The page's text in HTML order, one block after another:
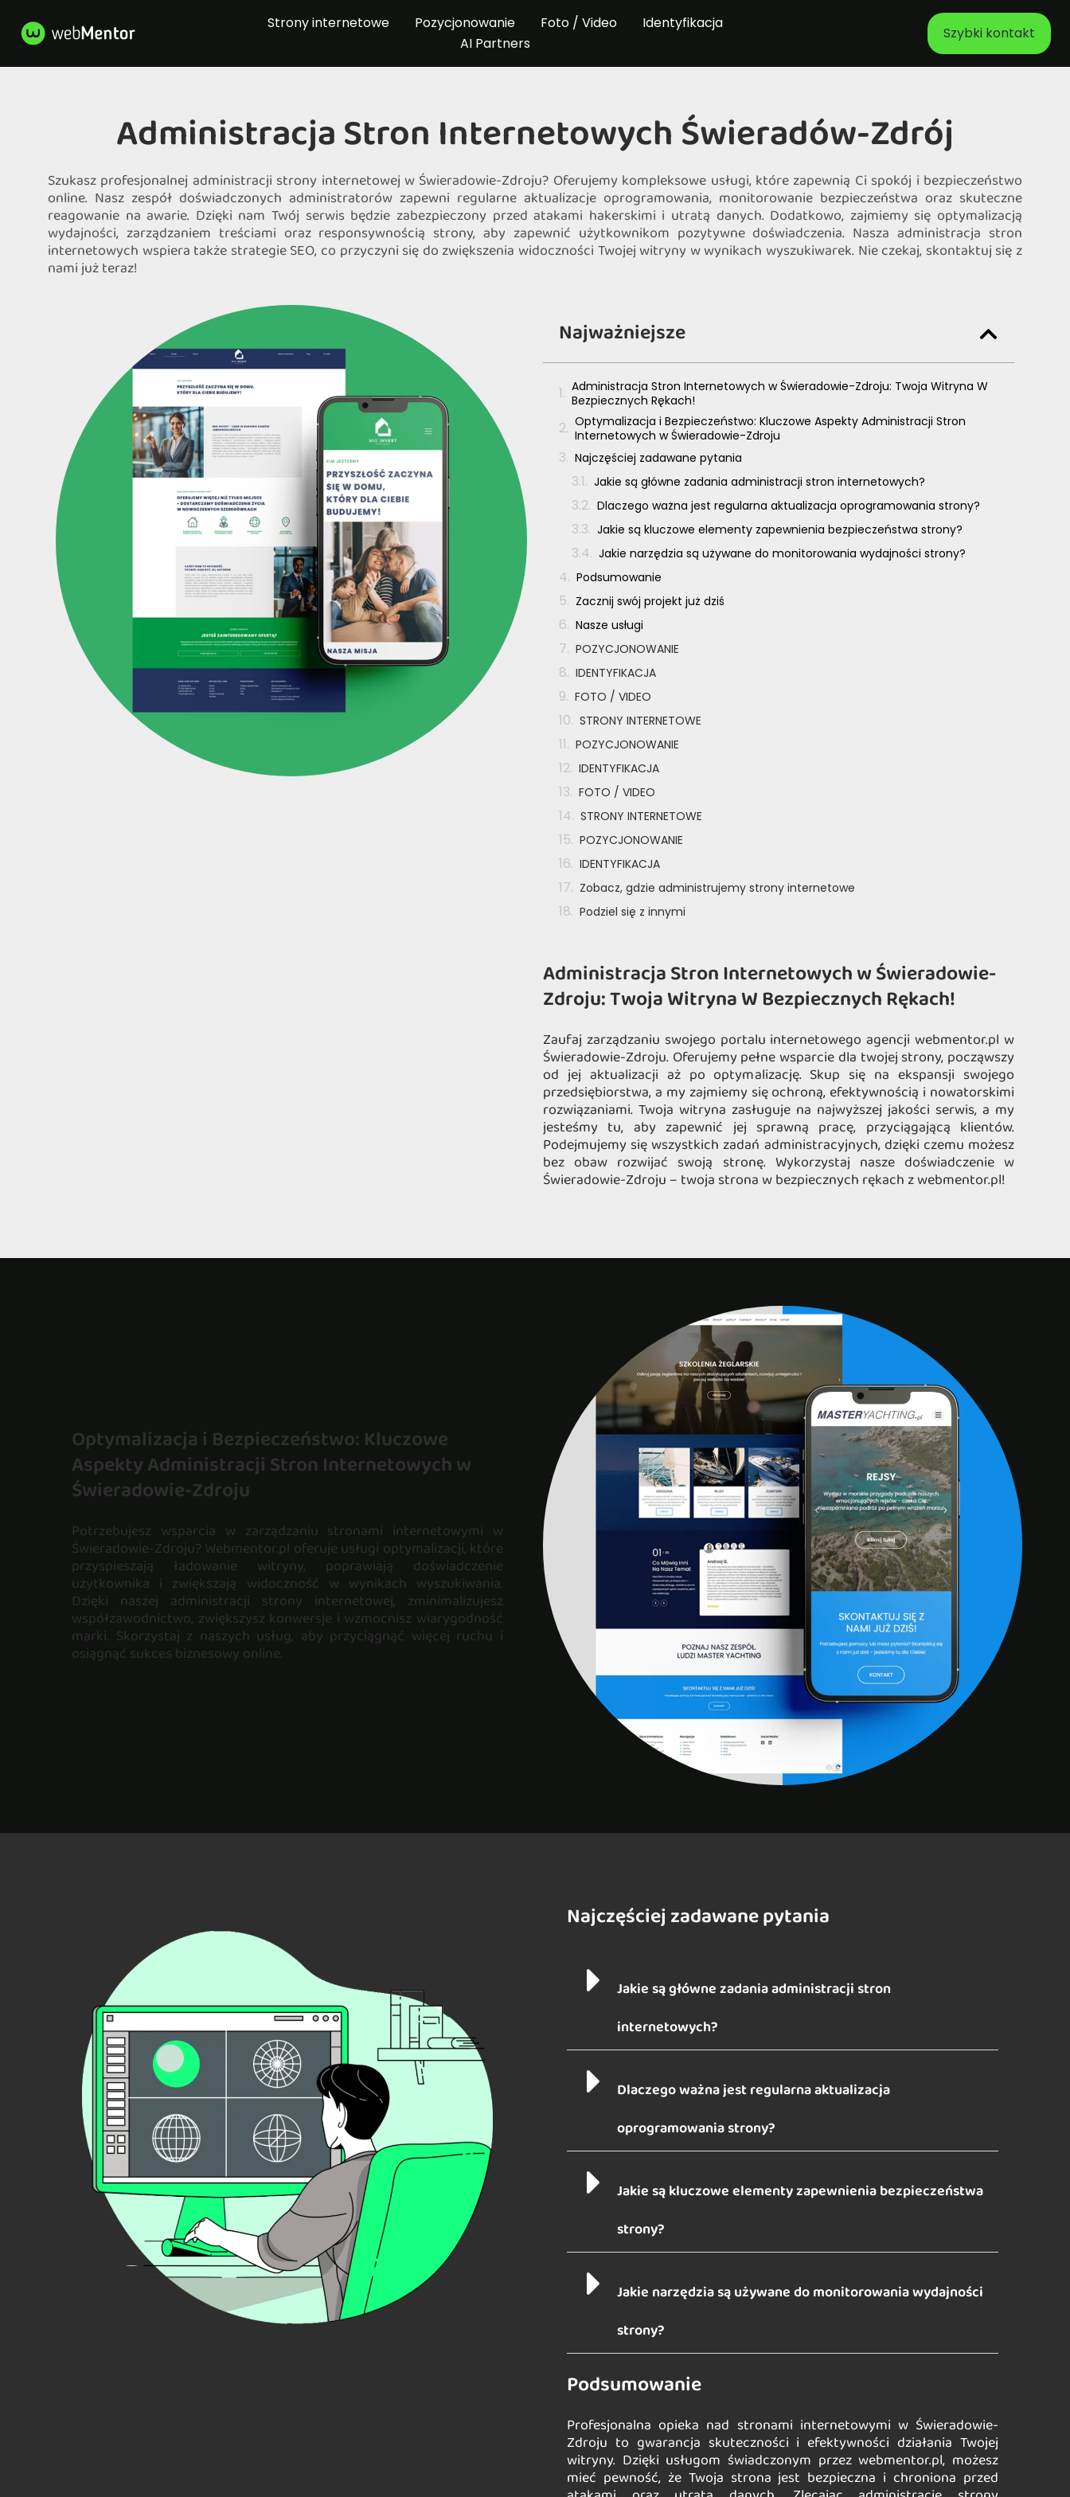
Strony internetowe Pozycjonowanie Foto / Video
Identyfikacja
AI Partners
Szybki kontakt
Administracja Stron Internetowych Świeradów-Zdrój
Szukasz profesjonalnej administracji strony internetowej w Świeradowie-Zdroju? Oferujemy kompleksowe usługi, które zapewnią Ci spokój i bezpieczeństwo
online. Nasz zespół doświadczonych administratorów zapewni regularne aktualizacje oprogramowania, monitorowanie bezpieczeństwa oraz skuteczne
reagowanie na awarie. Dzięki nam Twój serwis będzie zabezpieczony przed atakami hakerskimi i utratą danych. Dodatkowo, zajmiemy się optymalizacją
wydajności, zarządzaniem treściami oraz responsywnością strony, aby zapewnić użytkownikom pozytywne doświadczenia. Nasza administracja stron
internetowych wspiera także strategie SEO, co przyczyni się do zwiększenia widoczności Twojej witryny w wynikach wyszukiwarek. Nie czekaj, skontaktuj się z
nami już teraz!
Najważniejsze
Administracja Stron Internetowych w Świeradowie-Zdroju: Twoja Witryna W
Bezpiecznych Rękach!
Optymalizacja i Bezpieczeństwo: Kluczowe Aspekty Administracji Stron
Internetowych w Świeradowie-Zdroju
Najczęściej zadawane pytania
Jakie są główne zadania administracji stron internetowych?
Dlaczego ważna jest regularna aktualizacja oprogramowania strony?
Jakie są kluczowe elementy zapewnienia bezpieczeństwa strony?
Jakie narzędzia są używane do monitorowania wydajności strony?
Podsumowanie
Zacznij swój projekt już dziś
Nasze usługi
POZYCJONOWANIE
IDENTYFIKACJA
FOTO / VIDEO
STRONY INTERNETOWE
POZYCJONOWANIE
IDENTYFIKACJA
FOTO / VIDEO
STRONY INTERNETOWE
POZYCJONOWANIE
IDENTYFIKACJA
Zobacz, gdzie administrujemy strony internetowe
Podziel się z innymi
Administracja Stron Internetowych w Świeradowie-
Zdroju: Twoja Witryna W Bezpiecznych Rękach!
Zaufaj zarządzaniu swojego portalu internetowego agencji webmentor.pl w
Świeradowie-Zdroju. Oferujemy pełne wsparcie dla twojej strony, począwszy
od jej aktualizacji aż po optymalizację. Skup się na ekspansji swojego
przedsiębiorstwa, a my zajmiemy się ochroną, efektywnością i nowatorskimi
rozwiązaniami. Twoja witryna zasługuje na najwyższej jakości serwis, a my
jesteśmy tu, aby zapewnić jej sprawną pracę, przyciągającą klientów.
Podejmujemy się wszystkich zadań administracyjnych, dzięki czemu możesz
bez obaw rozwijać swoją stronę. Wykorzystaj nasze doświadczenie w
Świeradowie-Zdroju – twoja strona w bezpiecznych rękach z webmentor.pl!
Optymalizacja i Bezpieczeństwo: Kluczowe
Aspekty Administracji Stron Internetowych w
Świeradowie-Zdroju
Potrzebujesz wsparcia w zarządzaniu stronami internetowymi w
Świeradowie-Zdroju? Webmentor.pl oferuje usługi optymalizacji, które
przyspieszają ładowanie witryny, poprawiają doświadczenie
użytkownika i zwiększają widoczność w wynikach wyszukiwania.
Dzięki naszej administracji strony internetowej, zminimalizujesz
współzawodnictwo, zwiększysz konwersje i wzmocnisz wiarygodność
marki. Skorzystaj z naszych usług, aby przyciągnąć więcej ruchu i
osiągnąć sukces biznesowy online.
Najczęściej zadawane pytania
Jakie są główne zadania administracji stron
internetowych?
Dlaczego ważna jest regularna aktualizacja
oprogramowania strony?
Jakie są kluczowe elementy zapewnienia bezpieczeństwa
strony?
Jakie narzędzia są używane do monitorowania wydajności
strony?
Podsumowanie
Profesjonalna opieka nad stronami internetowymi w Świeradowie-
Zdroju to gwarancja skuteczności i efektywności działania Twojej
witryny. Dzięki usługom świadczonym przez webmentor.pl, możesz
mieć pewność, że Twoja strona jest bezpieczna i chroniona przed